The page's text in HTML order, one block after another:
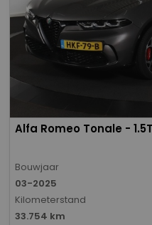
Alfa Romeo Tonale -
Bouwjaar
03-2025
Kilometerstand
33.754 km